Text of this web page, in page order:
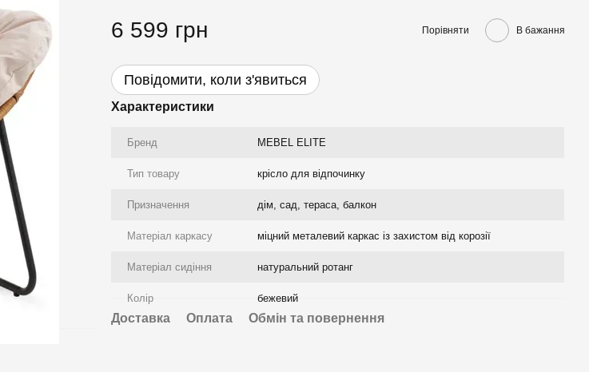
6 599 грн Порівняти В бажання
Повідомити, коли з'явиться
Характеристики
Бренд MEBEL ELITE
Тип товару крісло для відпочинку
Призначення дім, сад, тераса, балкон
Матеріал каркасу міцний металевий каркас із захистом від корозії
Матеріал сидіння натуральний ротанг
Колір бежевий
Доставка Оплата Обмін та повернення